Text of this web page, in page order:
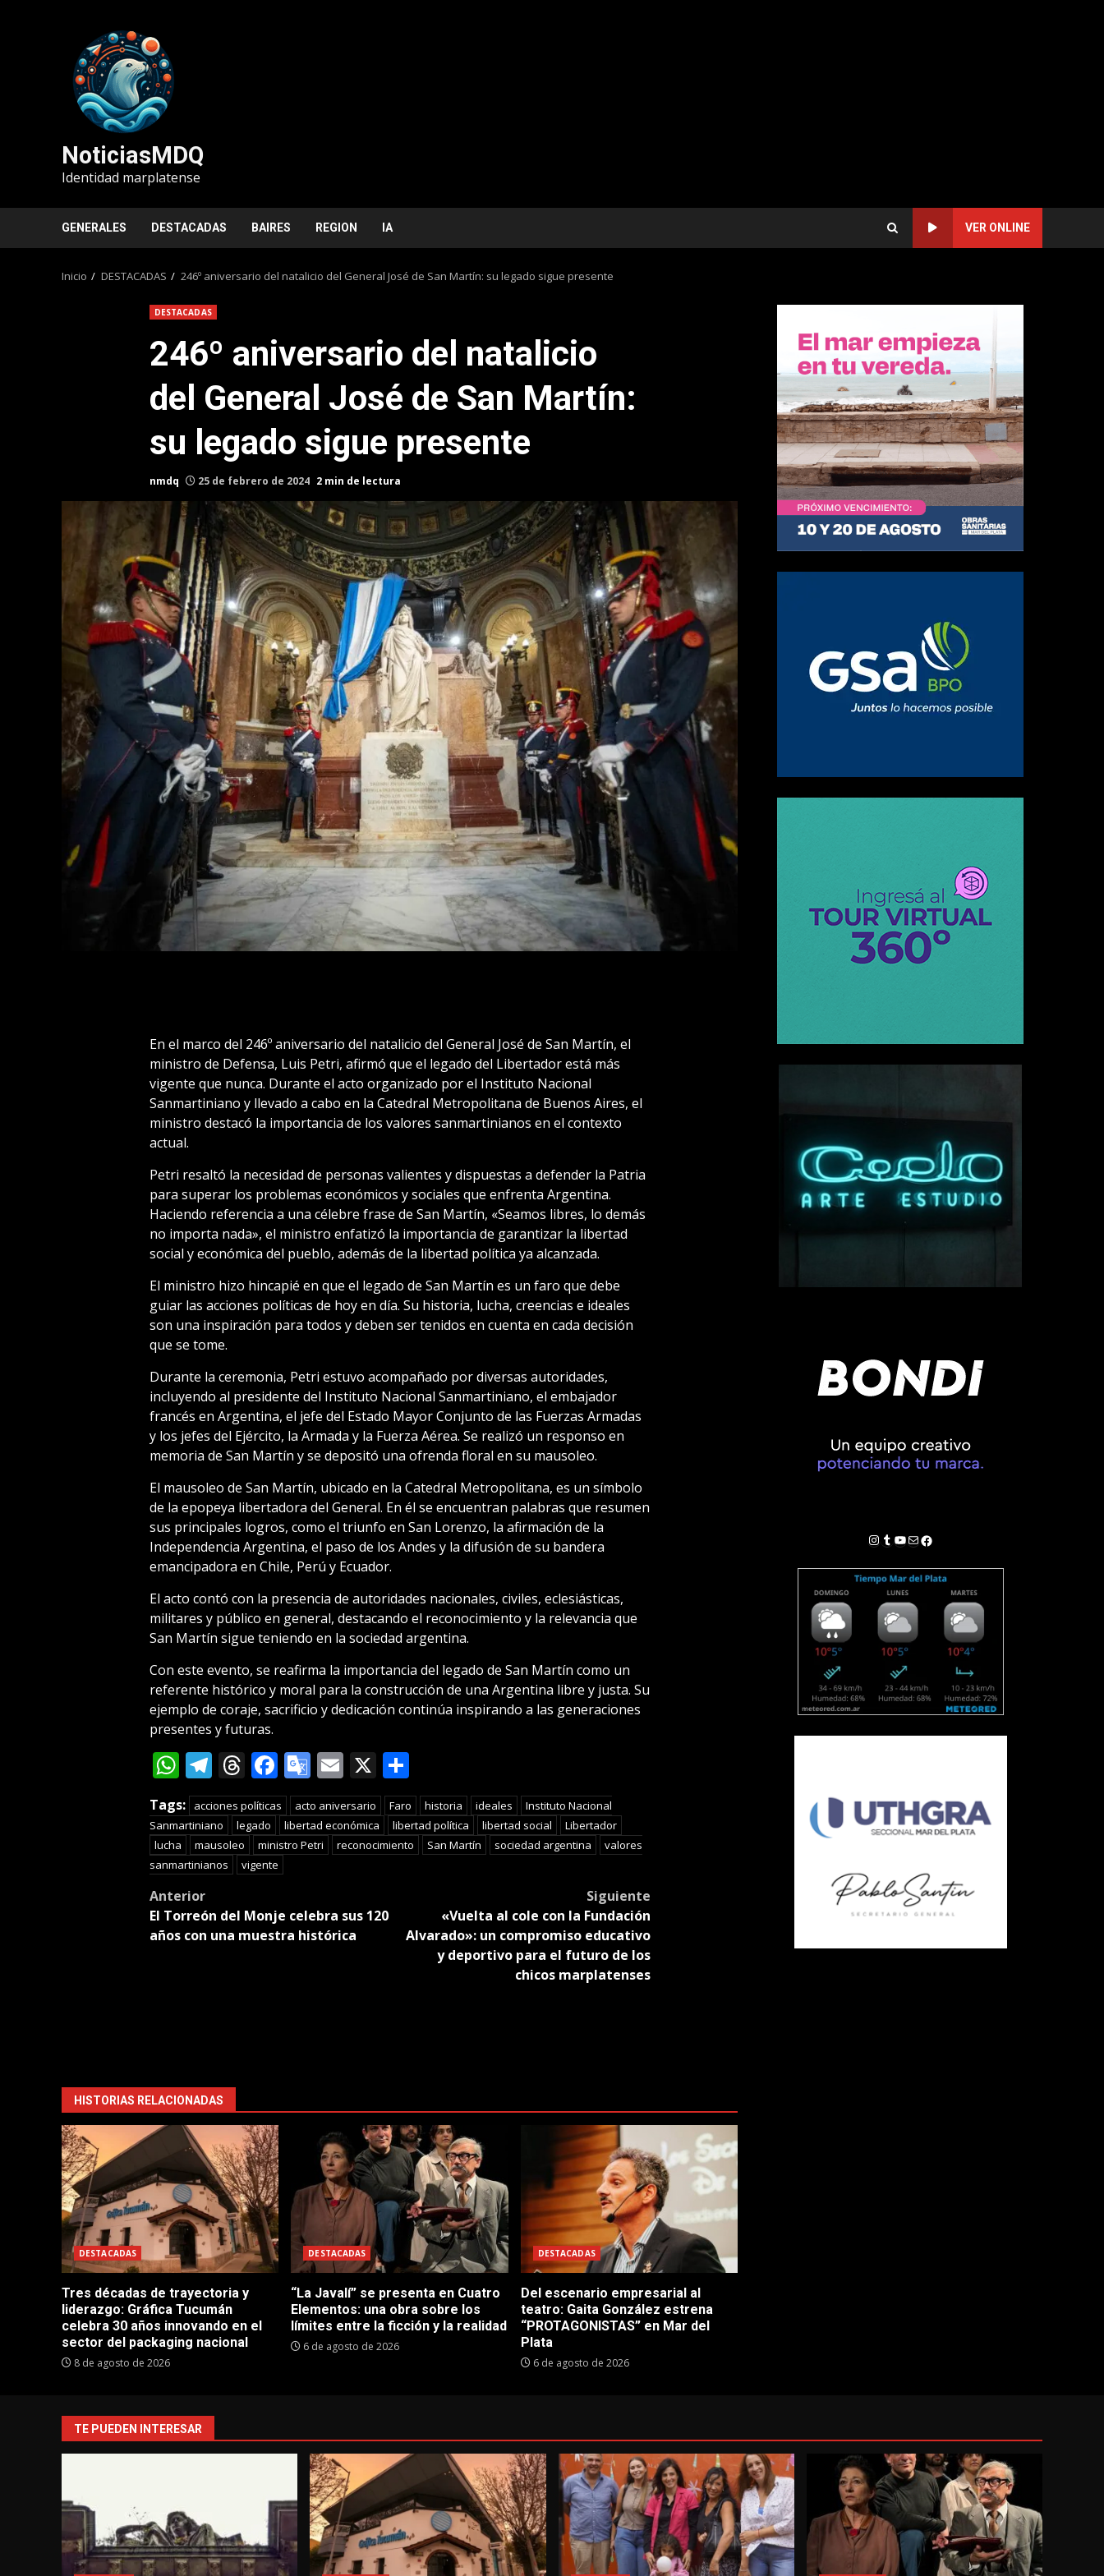
NoticiasMDQ
Identidad marplatense
GENERALES DESTACADAS BAIRES REGION IA VER ONLINE
Inicio DESTACADAS 246º aniversario del natalicio del General José de San Martín: su legado sigue presente
DESTACADAS
246º aniversario del natalicio
del General José de San Martín:
su legado sigue presente
nmdq 25 de febrero de 2024 2 min de lectura
En el marco del 246º aniversario del natalicio del General José de San Martín, el
ministro de Defensa, Luis Petri, afirmó que el legado del Libertador está más
vigente que nunca. Durante el acto organizado por el Instituto Nacional
Sanmartiniano y llevado a cabo en la Catedral Metropolitana de Buenos Aires, el
ministro destacó la importancia de los valores sanmartinianos en el contexto
actual.
Petri resaltó la necesidad de personas valientes y dispuestas a defender la Patria
para superar los problemas económicos y sociales que enfrenta Argentina.
Haciendo referencia a una célebre frase de San Martín, «Seamos libres, lo demás
no importa nada», el ministro enfatizó la importancia de garantizar la libertad
social y económica del pueblo, además de la libertad política ya alcanzada.
El ministro hizo hincapié en que el legado de San Martín es un faro que debe
guiar las acciones políticas de hoy en día. Su historia, lucha, creencias e ideales
son una inspiración para todos y deben ser tenidos en cuenta en cada decisión
que se tome.
Durante la ceremonia, Petri estuvo acompañado por diversas autoridades,
incluyendo al presidente del Instituto Nacional Sanmartiniano, el embajador
francés en Argentina, el jefe del Estado Mayor Conjunto de las Fuerzas Armadas
y los jefes del Ejército, la Armada y la Fuerza Aérea. Se realizó un responso en
memoria de San Martín y se depositó una ofrenda floral en su mausoleo.
El mausoleo de San Martín, ubicado en la Catedral Metropolitana, es un símbolo
de la epopeya libertadora del General. En él se encuentran palabras que resumen
sus principales logros, como el triunfo en San Lorenzo, la afirmación de la
Independencia Argentina, el paso de los Andes y la difusión de su bandera
emancipadora en Chile, Perú y Ecuador.
El acto contó con la presencia de autoridades nacionales, civiles, eclesiásticas,
militares y público en general, destacando el reconocimiento y la relevancia que
San Martín sigue teniendo en la sociedad argentina.
Con este evento, se reafirma la importancia del legado de San Martín como un
referente histórico y moral para la construcción de una Argentina libre y justa. Su
ejemplo de coraje, sacrificio y dedicación continúa inspirando a las generaciones
presentes y futuras.
WhatsApp
Telegram
Threads
Facebook
Google
Translate
Email
X Compartir
Tags: acciones políticas acto aniversario Faro historia ideales
Instituto Nacional
Sanmartiniano
legado libertad económica libertad política libertad social
Libertador
lucha
mausoleo ministro Petri reconocimiento San Martín sociedad argentina
valores
sanmartinianos
vigente
Post
navigation
Anterior
El Torreón del Monje celebra sus 120
años con una muestra histórica
Siguiente
«Vuelta al cole con la Fundación
Alvarado»: un compromiso educativo
y deportivo para el futuro de los
chicos marplatenses
HISTORIAS RELACIONADAS
DESTACADAS
Tres décadas de trayectoria y
liderazgo: Gráfica Tucumán
celebra 30 años innovando en el
sector del packaging nacional
8 de agosto de 2026
DESTACADAS
“La Javalí” se presenta en Cuatro
Elementos: una obra sobre los
límites entre la ficción y la realidad
6 de agosto de 2026
DESTACADAS
Del escenario empresarial al
teatro: Gaita González estrena
“PROTAGONISTAS” en Mar del
Plata
6 de agosto de 2026
Instagram
Tumblr
YouTube
Correo electrónico
Facebook
TE PUEDEN INTERESAR